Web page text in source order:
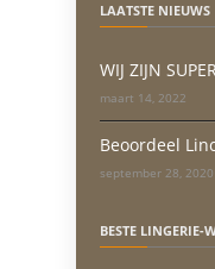
LAATSTE NIEUWS
WIJ ZIJN
maart 14, 2022
Beoordeel
september 28, 2020
BESTE LINGERIE-